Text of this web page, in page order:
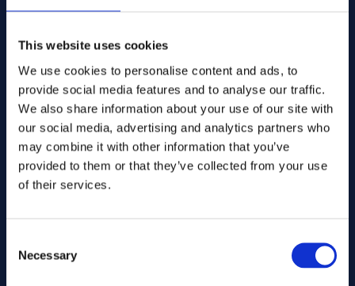
This website uses cookies
We use cookies to personalise content and ads, to
provide social media features and to analyse our traffic.
We also share information about your use of our site with
our social media, advertising and analytics partners who
may combine it with other information that you’ve
provided to them or that they’ve collected from your use
of their services.
Selection
Necessary